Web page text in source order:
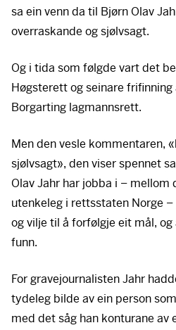
sa ein venn da til Bjørn Olav
overraskande og sjølvsagt.
Og i tida som følgde vart det
Høgsterett og seinare
Borgarting lagmannsrett.
Men den vesle kommentaren,
sjølvsagt», den viser spennet
Olav Jahr har jobba i – mellom
utenkeleg i rettsstaten Norge
og vilje til å forfølgje eit mål, og
funn.
For gravejournalisten Jahr
tydeleg bilde av ein person
med det såg han konturane av